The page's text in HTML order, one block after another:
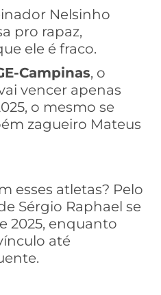
Nelsinho
pro rapaz,
ele é fraco.
Campinas, o
vencer apenas
o mesmo se
zagueiro Mateus
esses atletas? Pelo
Sérgio Raphael se
2025, enquanto
até